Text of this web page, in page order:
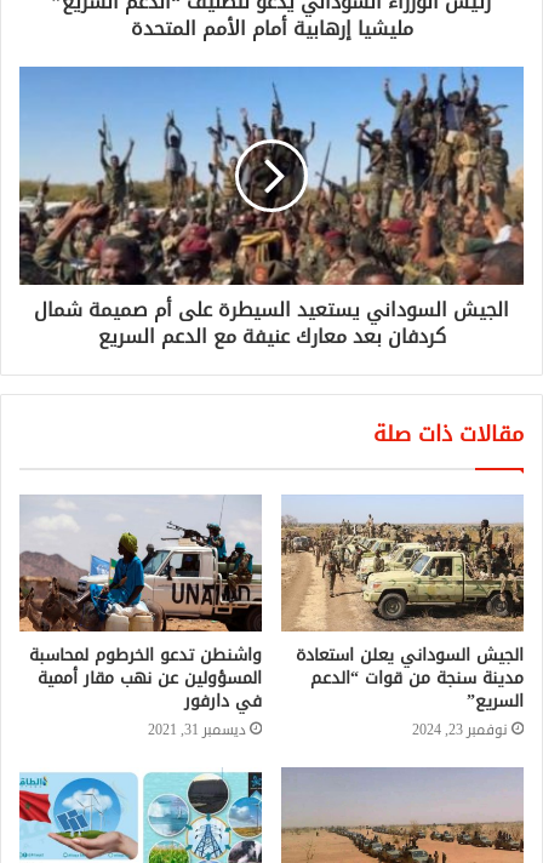
مليشيا إرهابية أمام الأمم المتحدة
الجيش السوداني يستعيد السيطرة على أم صميمة شمال
كردفان بعد معارك عنيفة مع الدعم السريع
مقالات ذات صلة
الجيش السوداني يعلن استعادة
مدينة سنجة من قوات “الدعم
السريع”
نوفمبر 23, 2024
واشنطن تدعو الخرطوم لمحاسبة
المسؤولين عن نهب مقار أممية
في دارفور
ديسمبر 31, 2021